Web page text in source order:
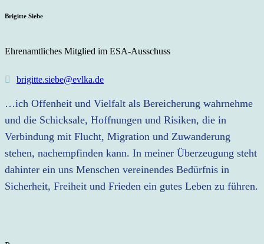
Brigitte Siebe
Ehrenamtliches Mitglied im ESA-Ausschuss
brigitte.siebe@evlka.de
…ich Offenheit und Vielfalt als Bereicherung wahrnehme
und die Schicksale, Hoffnungen und Risiken, die in
Verbindung mit Flucht, Migration und Zuwanderung
stehen, nachempfinden kann. In meiner Überzeugung steht
dahinter ein uns Menschen vereinendes Bedürfnis in
Sicherheit, Freiheit und Frieden ein gutes Leben zu führen.